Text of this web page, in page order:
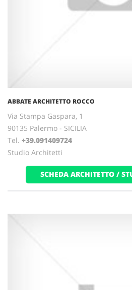
ABBATE ARCHITETTO ROCCO
Via Stampa Gaspara, 1
90135 Palermo - SICILIA
Tel. +39.091409724
Studio Architetti
SCHEDA ARCHITETTO /